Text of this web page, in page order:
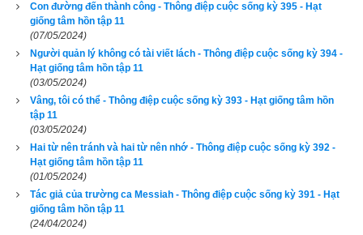
- Cháu không muốn bác tặng nó cho cháu đâu. Nó cũng có
giá trị như những con chó khác mà. Cháu sẽ trả cho bác đúng
giá. Ngập ngừng một lúc, cậu bé nói tiếp:
- Thực ra, cháu chỉ có và có thể trả bác ngay 3 đôla bây giờ.
Sau đó, mỗi tháng cháu sẽ trả dần được không ạ?
- Nói thật nhé, cháu không nên mua nó. - Người chủ cửa hàng
khuyên. - Nó không bao giờ có thể chạy nhảy và chơi đùa
như những con chó khác được đâu.
Ông vừa dứt lời, cậu bé liền cúi xuống kéo ống quần lên, để lộ
Con đường đến thành công - Thông điệp cuộc sống kỳ 395 - Hạt
giống tâm hồn tập 11
(07/05/2024)
Người quản lý không có tài viết lách - Thông điệp cuộc sống kỳ 394 -
Hạt giống tâm hồn tập 11
(03/05/2024)
Vâng, tôi có thể - Thông điệp cuộc sống kỳ 393 - Hạt giống tâm hồn
tập 11
(03/05/2024)
Hai từ nên tránh và hai từ nên nhớ - Thông điệp cuộc sống kỳ 392 -
Hạt giống tâm hồn tập 11
(01/05/2024)
Tác giả của trường ca Messiah - Thông điệp cuộc sống kỳ 391 - Hạt
giống tâm hồn tập 11
(24/04/2024)